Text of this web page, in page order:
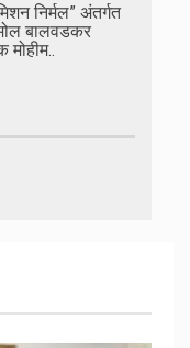
निर्मल” अंतर्गत
बालवडकर